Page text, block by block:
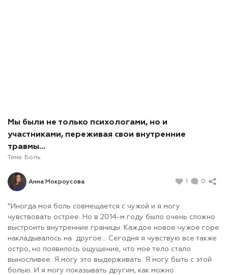
Мы были не только психологами, но и
участниками, переживая свои внутренние
травмы...
Тема: Боль
Анна Мокроусова 1 0
"Иногда моя боль совмещается с чужой и я могу
чувствовать острее. Но в 2014-м году было очень сложно
выстроить внутренние границы. Каждое новое чужое горе
накладывалось на другое... Сегодня я чувствую все также
остро, но появилось ощущение, что мое тело стало
выносливее. Я могу это выдерживать. Я могу быть с этой
болью. И я могу показывать другим, как можно